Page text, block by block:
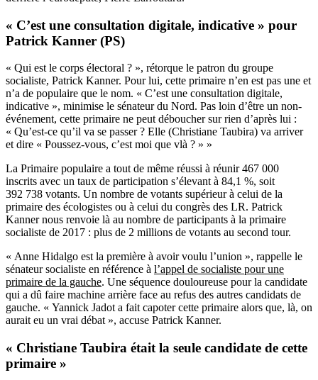
« C’est une consultation digitale, indicative » pour
Patrick Kanner (PS)
« Qui est le corps électoral ? », rétorque le patron du groupe
socialiste, Patrick Kanner. Pour lui, cette primaire n’en est pas une et
n’a de populaire que le nom. « C’est une consultation digitale,
indicative », minimise le sénateur du Nord. Pas loin d’être un non-
événement, cette primaire ne peut déboucher sur rien d’après lui :
« Qu’est-ce qu’il va se passer ? Elle (Christiane Taubira) va arriver
et dire « Poussez-vous, c’est moi que vlà ? » »
La Primaire populaire a tout de même réussi à réunir 467 000
inscrits avec un taux de participation s’élevant à 84,1 %, soit
392 738 votants. Un nombre de votants supérieur à celui de la
primaire des écologistes ou à celui du congrès des LR. Patrick
Kanner nous renvoie là au nombre de participants à la primaire
socialiste de 2017 : plus de 2 millions de votants au second tour.
« Anne Hidalgo est la première à avoir voulu l’union », rappelle le
sénateur socialiste en référence à l’appel de socialiste pour une
primaire de la gauche. Une séquence douloureuse pour la candidate
qui a dû faire machine arrière face au refus des autres candidats de
gauche. « Yannick Jadot a fait capoter cette primaire alors que, là, on
aurait eu un vrai débat », accuse Patrick Kanner.
« Christiane Taubira était la seule candidate de cette
primaire »